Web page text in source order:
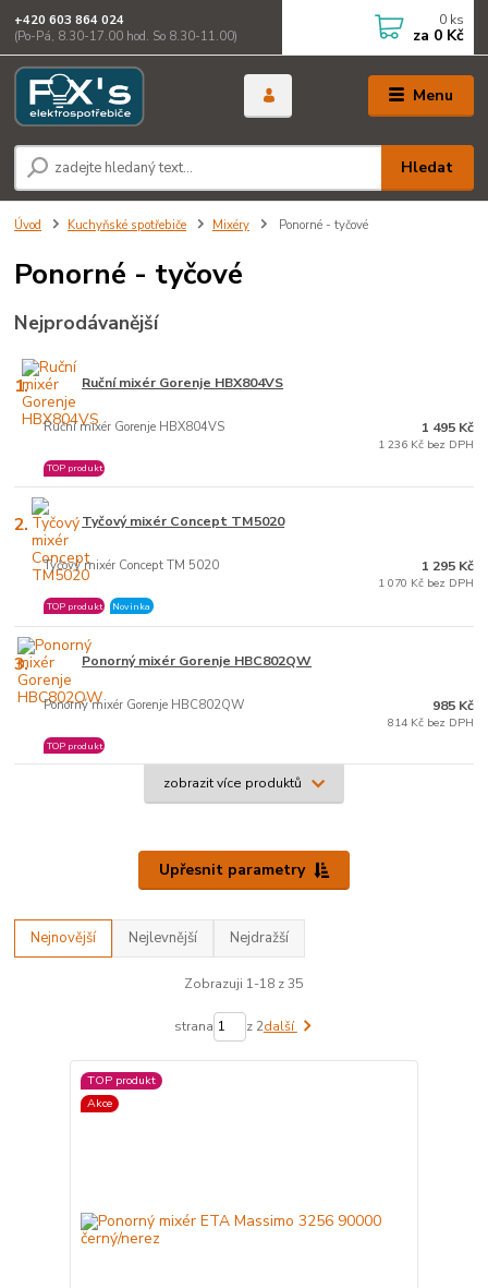
Menu
Hledat
+420 603 864 024
(Po-Pá, 8.30-17.00 hod. So 8.30-11.00)
0 ks
za 0 Kč
Úvod Kuchyňské spotřebiče Mixéry Ponorné - tyčové
Ponorné - tyčové
Nejprodávanější
1. Ruční mixér Gorenje HBX804VS
Ruční mixér Gorenje HBX804VS
TOP produkt
1 495 Kč
1 236 Kč bez DPH
2. Tyčový mixér Concept TM5020
Tyčový mixér Concept TM 5020
TOP produkt Novinka
1 295 Kč
1 070 Kč bez DPH
3. Ponorný mixér Gorenje HBC802QW
Ponorný mixér Gorenje HBC802QW
TOP produkt
985 Kč
814 Kč bez DPH
zobrazit více produktů
Upřesnit parametry
Nejnovější Nejlevnější Nejdražší
Zobrazuji 1-18 z 35
strana z 2další
TOP produkt
Akce